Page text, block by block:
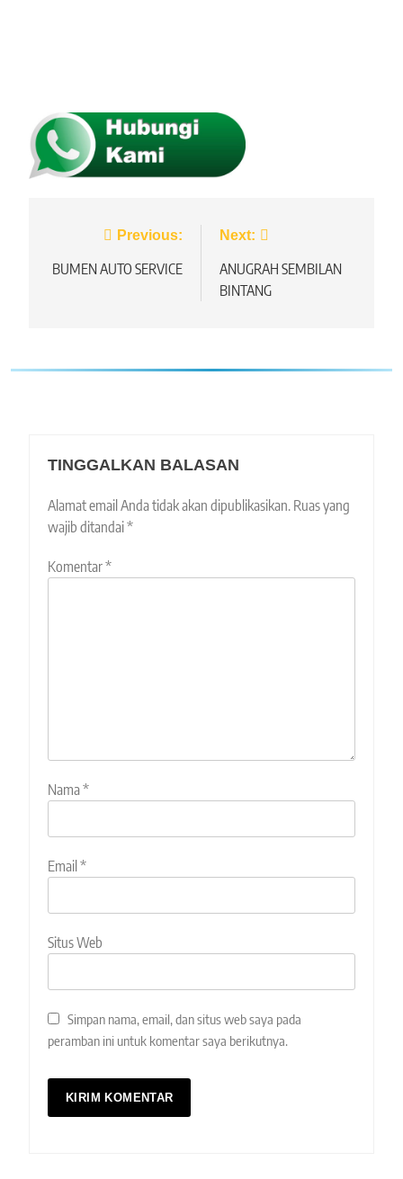
Navigasi
pos
Previous:
BUMEN AUTO SERVICE
Next:
ANUGRAH SEMBILAN
BINTANG
TINGGALKAN BALASAN
Alamat email Anda tidak akan dipublikasikan. Ruas yang
wajib ditandai*
Komentar*
Nama*
Email *
Situs Web
Simpan nama, email, dan situs web saya pada
peramban ini untuk komentar saya berikutnya.